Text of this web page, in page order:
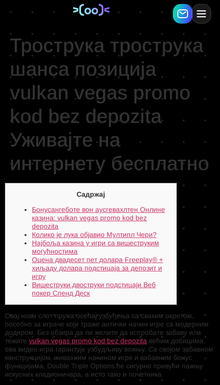
Трострука трострука
шанса позиција
vulkan vegas promo
kod bez depozita ️
Уживајте на
интернету бесплатно
Садржај
Бонусангеботе вон аусгевахлтен Онлине
казина: vulkan vegas promo kod bez
depozita
Колико је лука објавио Мултипл Чери?
Најбоља казина у игри са вишеструким
могућностима
Оцена двадесет пет долара Freeplay®️ +
хиљаду долара подстицаја за депозит и
игру
Вишеструки двоструки подстицаји Веб
покер Спенд Деск
Овај нови слот пружа осећај узбуђења са сваким окретом,
посебно за играче који траже антички начин игре са модерним
додиром. Без обзира да ли желите да испробате забаву или
тежите vulkan vegas promo kod bez depozita већим добицима,
ова видео игра гарантује узбудљиву вожњу. Са својом забавном
конструкцијом, живахним начином игре и забавним бонус
функцијама, Double Triple Options ће сигурно привући пажњу
искусних кладионичара, а исто тако и почетника.